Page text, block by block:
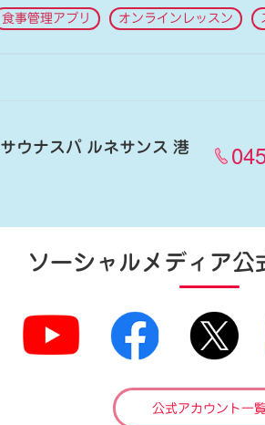
食事管理アプリ オンラインレッスン
サウナスパ ルネサンス 港
ソーシャルメディア公
公式アカウント一